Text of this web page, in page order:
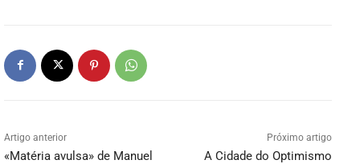
Artigo anterior
«Matéria avulsa» de Manuel
Próximo artigo
A Cidade do Optimismo